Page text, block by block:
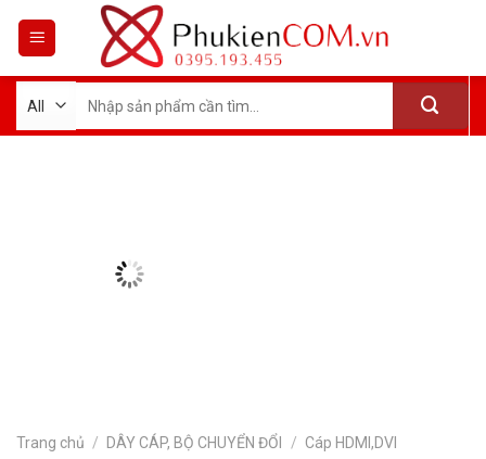
kiếm:
Trang chủ / DÂY CÁP, BỘ CHUYỂN ĐỔI / Cáp HDMI,DVI